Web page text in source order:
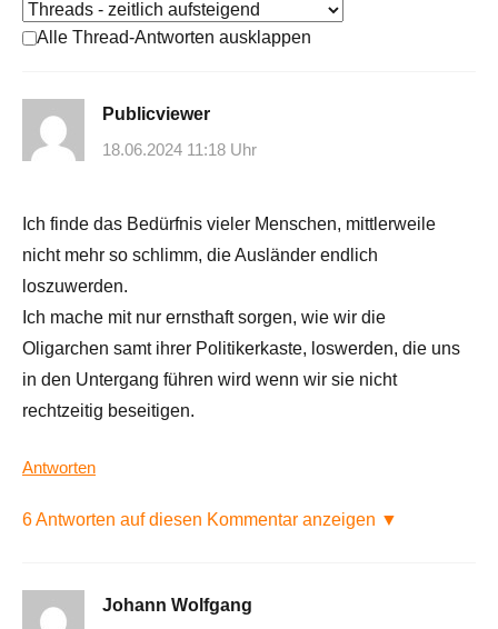
Alle Thread-Antworten ausklappen
Publicviewer
18.06.2024 11:18 Uhr
Ich finde das Bedürfnis vieler Menschen, mittlerweile
nicht mehr so schlimm, die Ausländer endlich
loszuwerden.
Ich mache mit nur ernsthaft sorgen, wie wir die
Oligarchen samt ihrer Politikerkaste, loswerden, die uns
in den Untergang führen wird wenn wir sie nicht
rechtzeitig beseitigen.
Antworten
6 Antworten auf diesen Kommentar anzeigen ▼
Johann Wolfgang